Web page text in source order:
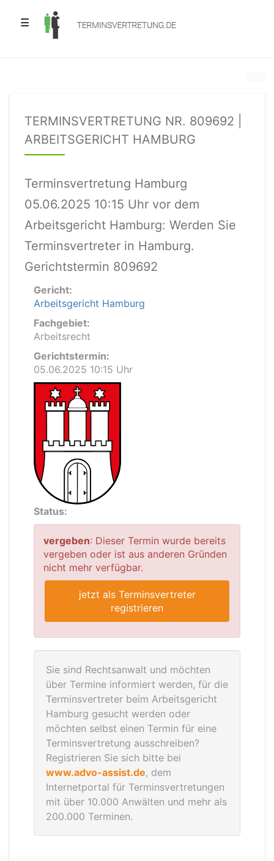
☰
TERMINSVERTRETUNG NR. 809692 |
ARBEITSGERICHT HAMBURG
Terminsvertretung Hamburg
05.06.2025 10:15 Uhr vor dem
Arbeitsgericht Hamburg: Werden Sie
Terminsvertreter in Hamburg.
Gerichtstermin 809692
Gericht:
Arbeitsgericht Hamburg
Fachgebiet:
Arbeitsrecht
Gerichtstermin:
05.06.2025 10:15 Uhr
Status:
vergeben: Dieser Termin wurde bereits
vergeben oder ist aus anderen Gründen
nicht mehr verfügbar.
jetzt als Terminsvertreter
registrieren
Sie sind Rechtsanwalt und möchten
über Termine informiert werden, für die
Terminsvertreter beim Arbeitsgericht
Hamburg gesucht werden oder
möchten selbst einen Termin für eine
Terminsvertretung ausschreiben?
Registrieren Sie sich bitte bei
www.advo-assist.de, dem
Internetportal für Terminsvertretungen
mit über 10.000 Anwälten und mehr als
200.000 Terminen.